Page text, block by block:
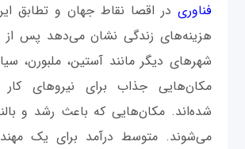
فناوری در اقصا نقاط جهان و تطابق
هزینه‌های زندگی نشان می‌دهد پس از
شهرهای دیگر مانند آستین، ملبورن،
‌مکان‌هایی جذاب برای نیروهای کار
شده‌اند. مکا‌ن‌هایی که باعث رشد و
می‌شوند. متوسط درآمد برای یک